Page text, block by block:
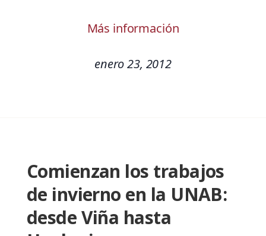
Más información
enero 23, 2012
Comienzan los trabajos
de invierno en la UNAB:
desde Viña hasta